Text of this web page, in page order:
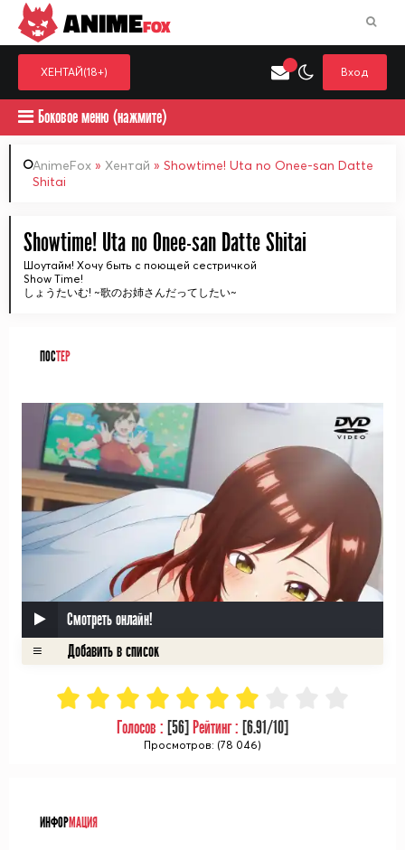
Выберите одну категорию для поиска
ANIMEFOX
ХЕНТАЙ(18+) Вход
Боковое меню (нажмите)
AnimeFox » Хентай » Showtime! Uta no Onee-san Datte
Shitai
Showtime! Uta no Onee-san Datte Shitai
Шоутайм! Хочу быть с поющей сестричкой
Show Time!
しょうたいむ! ~歌のお姉さんだってしたい~
ПОСТЕР
Смотреть онлайн!
Голосов : [56] Рейтинг : [6.91/10]
Просмотров: (78 046)
ИНФОРМАЦИЯ